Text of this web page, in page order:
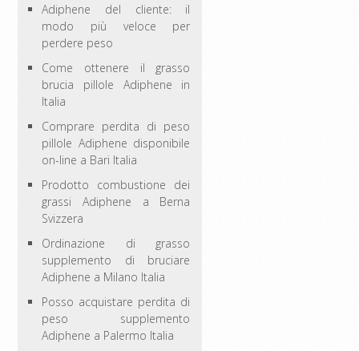
Adiphene del cliente: il
modo più veloce per
perdere peso
Come ottenere il grasso
brucia pillole Adiphene in
Italia
Comprare perdita di peso
pillole Adiphene disponibile
on-line a Bari Italia
Prodotto combustione dei
grassi Adiphene a Berna
Svizzera
Ordinazione di grasso
supplemento di bruciare
Adiphene a Milano Italia
Posso acquistare perdita di
peso supplemento
Adiphene a Palermo Italia